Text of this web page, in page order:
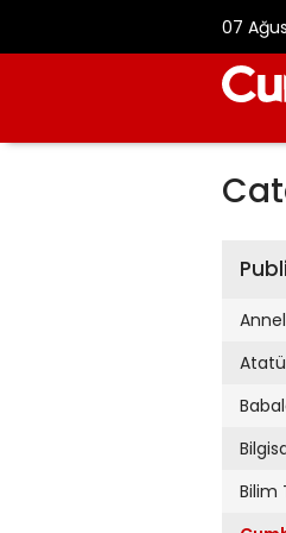
07
Bilim